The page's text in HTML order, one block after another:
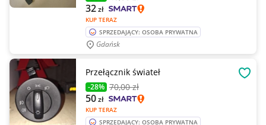
KUP TERAZ
32zł
SPRZEDAJĄCY: OSOBA PRYWATNA
Gdańsk
Przełącznik świateł
-28% 70,00 zł
KUP TERAZ
50zł
SPRZEDAJĄCY: OSOBA PRYWATNA